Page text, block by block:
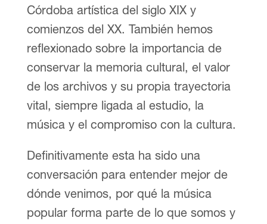
Córdoba artística del siglo XIX y
comienzos del XX. También hemos
reflexionado sobre la importancia de
conservar la memoria cultural, el valor
de los archivos y su propia trayectoria
vital, siempre ligada al estudio, la
música y el compromiso con la cultura.
Definitivamente esta ha sido una
conversación para entender mejor de
dónde venimos, por qué la música
popular forma parte de lo que somos y